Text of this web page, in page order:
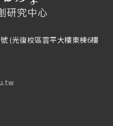
(光復校區雲平大樓東棟6樓